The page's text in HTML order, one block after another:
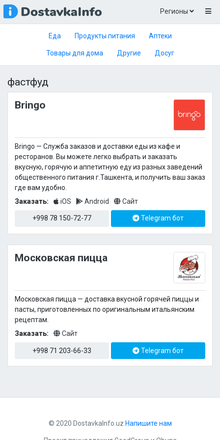
Регионы
Еда Продукты питания Аптеки
Товары для дома Другие Досуг
фастфуд
Bringo
Bringo — Cлужба заказов и доставки еды из кафе и
ресторанов. Вы можете легко выбрать и заказать
вкусную, горячую и аппетитную еду из разных заведений
общественного питания г.Ташкента, и получить ваш заказ
где вам удобно.
Заказать:
iOS Android Сайт
+998 78 150-72-77 Telegram бот
Московская пицца
Московская пицца — доставка вкусной горячей пиццы и
пасты, приготовленных по оригинальным итальянским
рецептам.
Заказать:
Сайт
+998 71 203-66-33 Telegram бот
© 2020 DostavkaInfo.uz Напишите нам